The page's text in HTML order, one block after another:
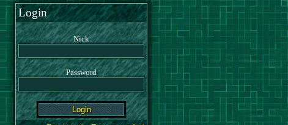
Login
Nick
Password